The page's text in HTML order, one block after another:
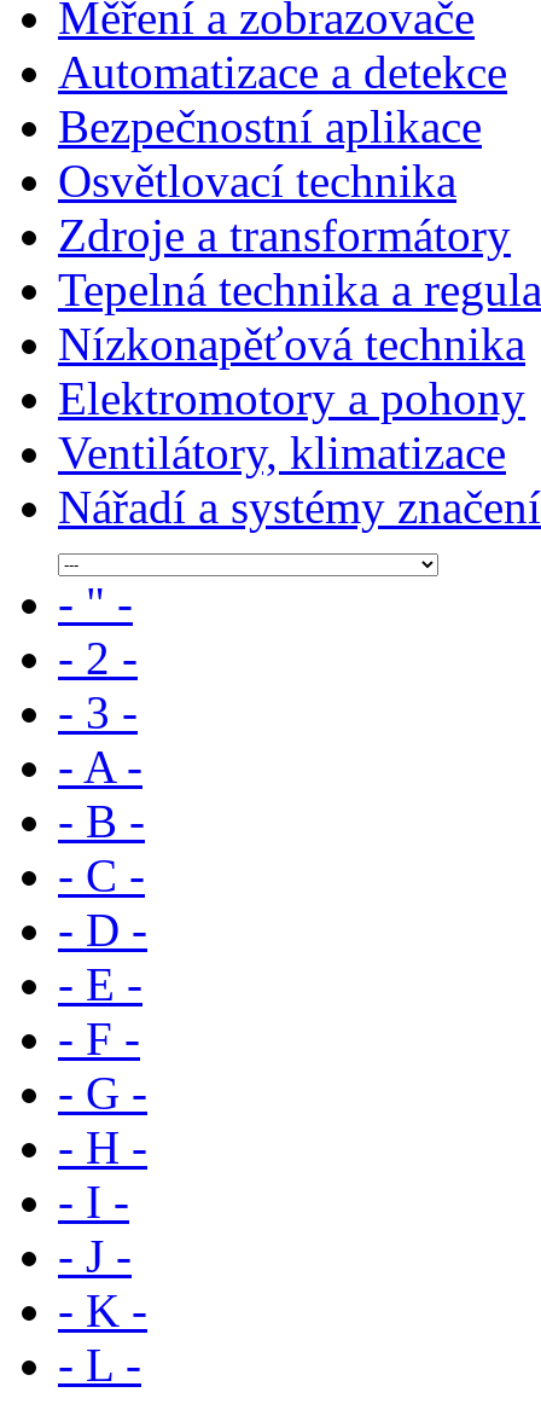
Měření a zobrazovače
Automatizace a detekce
Bezpečnostní aplikace
Osvětlovací technika
Zdroje a transformátory
Tepelná technika a
Nízkonapěťová technika
Elektromotory a pohony
Ventilátory, klimatizace
Nářadí a systémy značení
- " -
- 2 -
- 3 -
- A -
- B -
- C -
- D -
- E -
- F -
- G -
- H -
- I -
- J -
- K -
- L -